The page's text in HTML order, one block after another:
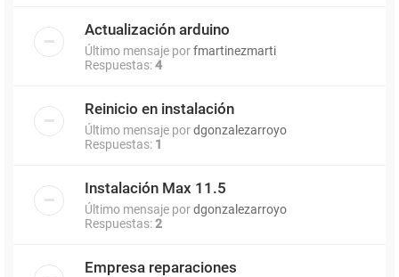
Actualización arduino
Último mensaje porfmartinezmarti
Respuestas:4
Reinicio en instalación
Último mensaje pordgonzalezarroyo
Respuestas: 1
Instalación Max 11.5
Último mensaje pordgonzalezarroyo
Respuestas:2
Empresa reparaciones